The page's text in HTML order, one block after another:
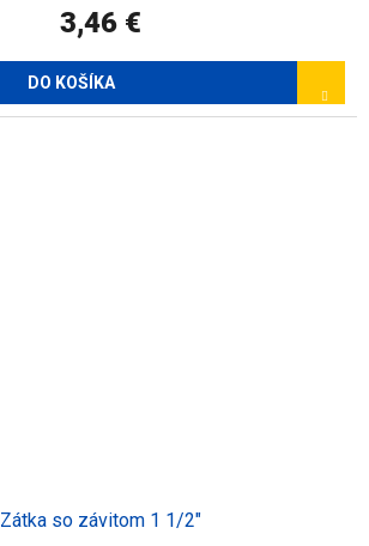
3,46 €
DO KOŠÍKA
Zátka so závitom 1 1/2"